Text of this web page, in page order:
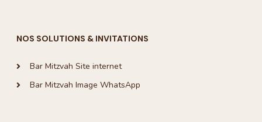
NOS SOLUTIONS & INVITATIONS
Bar Mitzvah Site internet
Bar Mitzvah Image WhatsApp